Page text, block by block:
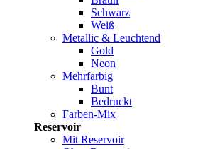
Schwarz
Weiß
Metallic & Leuchtend
Gold
Neon
Mehrfarbig
Bunt
Bedruckt
Farben-Mix
Reservoir
Mit Reservoir